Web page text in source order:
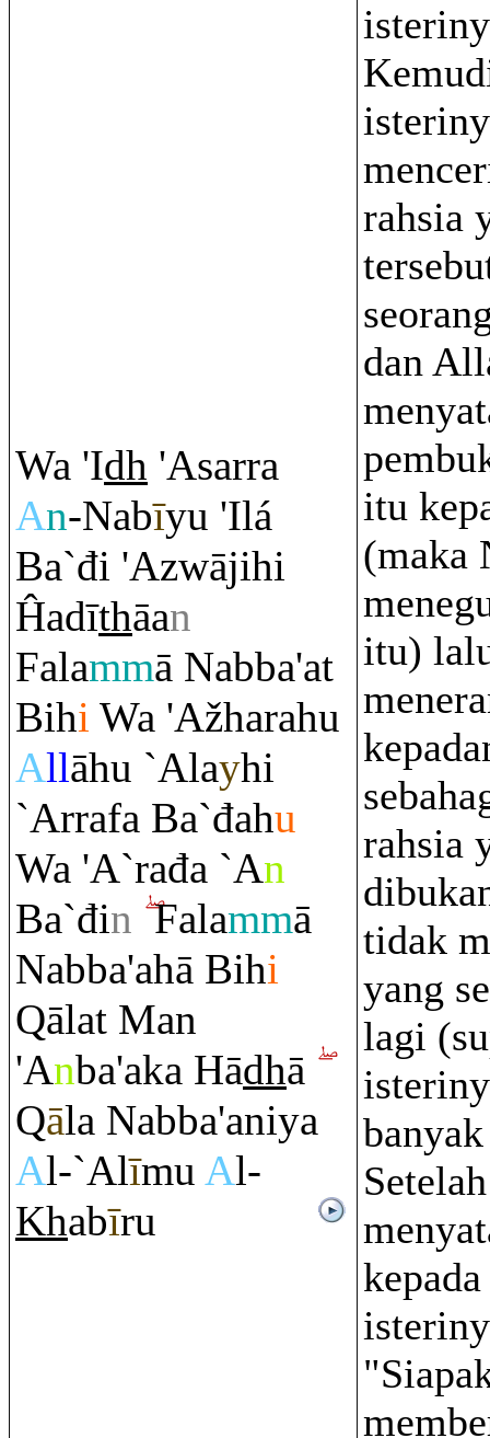
Wa 'Idh 'Asarra
An-Nabīyu 'Ilá
Ba`đi 'Azwājihi
Ĥadīthāan
Falammā Nabba'at
Bihi Wa 'Ažharahu
Allāhu `Alayhi
`Arrafa Ba`đahu
Wa 'A`rađa `An
Ba`đin Falammā
Nabba'ahā Bihi
Qālat Man
'Anba'aka Hādhā
Qāla Nabba'aniya
Al-`Alīmu Al-
Khabīru
rahsia
dan
itu
(maka
itu)
rahsia
tidak
yang
lagi